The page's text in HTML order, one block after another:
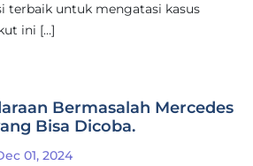
terbaik untuk mengatasi kasus
ini […]
Bermasalah Mercedes
Bisa Dicoba.
01, 2024